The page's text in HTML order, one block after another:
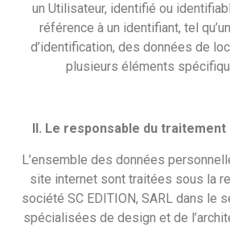
un Utilisateur, identifié ou
référence à un identifiant, tel
d’identification, des données de
plusieurs éléments
II. Le responsable du
L’ensemble des données
site internet sont traitées sous la
société SC EDITION, SARL dans le
spécialisées de design et de